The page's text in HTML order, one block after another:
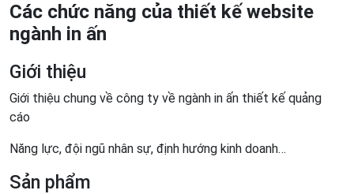
Các chức năng của thiết kế website
ngành in ấn
Giới thiệu
Giới thiệu chung về công ty về ngành in ấn thiết kế quảng
cáo
Năng lực, đội ngũ nhân sự, định hướng kinh doanh…
Sản phẩm